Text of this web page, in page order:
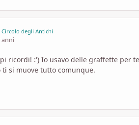
Circolo degli Antichi
anni
ricordi! :') Io usavo delle graffette per
si muove tutto comunque.